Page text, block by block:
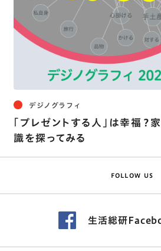
デジノグラフィ
｢プレゼントする人｣は幸福？
識を探ってみる
FOLLOW US
生活総研